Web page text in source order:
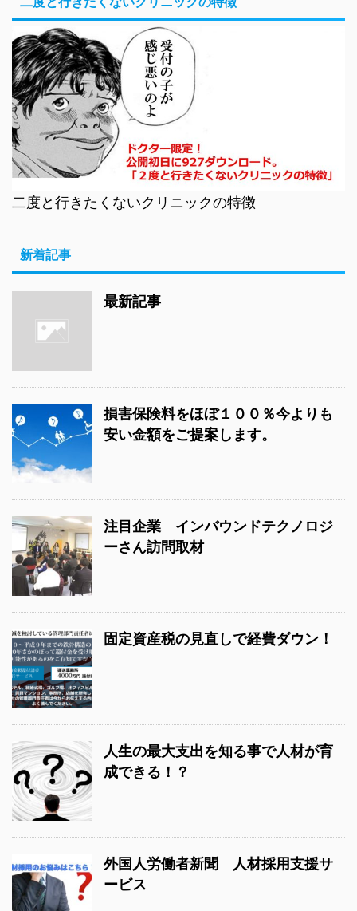
二度と行きたくないクリニックの特徴
新着記事
最新記事
損害保険料をほぼ１００％今よりも
安い金額をご提案します。
注目企業 インバウンドテクノロジ
ーさん訪問取材
固定資産税の見直しで経費ダウン！
人生の最大支出を知る事で人材が育
成できる！？
外国人労働者新聞 人材採用支援サ
ービス